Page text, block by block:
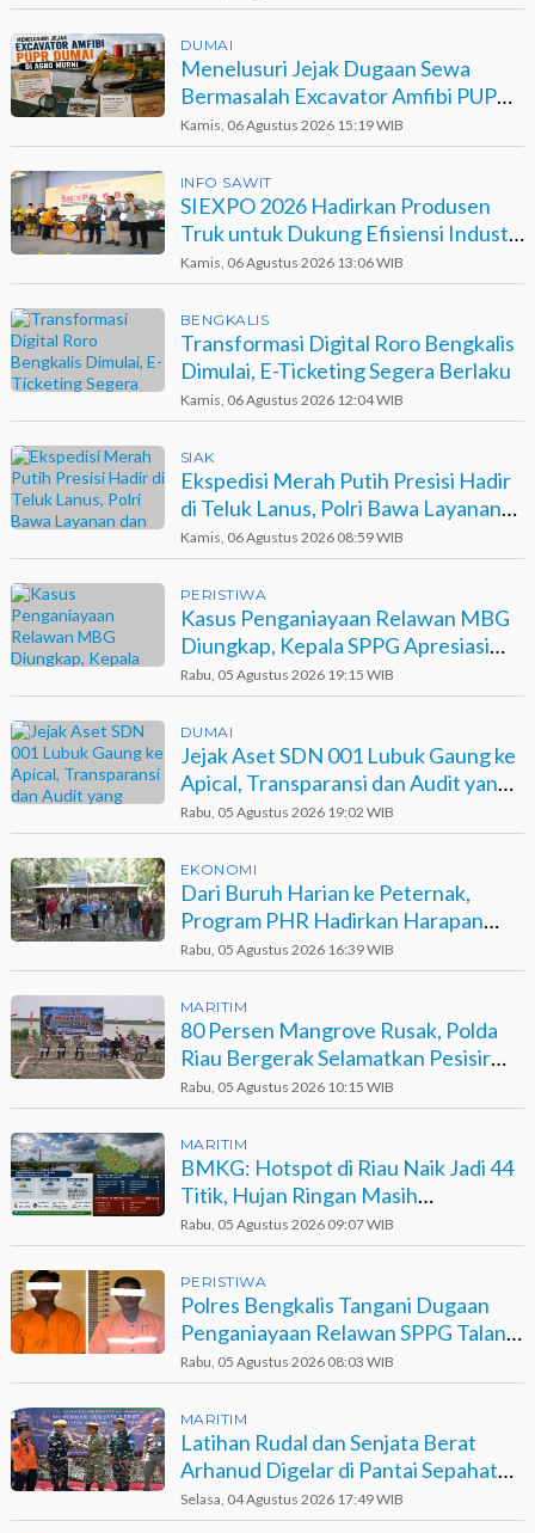
DUMAI
Menelusuri Jejak Dugaan Sewa
Bermasalah Excavator Amfibi PUPR
Dumai di Agro Murni
Kamis, 06 Agustus 2026 15:19 WIB
INFO SAWIT
SIEXPO 2026 Hadirkan Produsen
Truk untuk Dukung Efisiensi Industri
Sawit
Kamis, 06 Agustus 2026 13:06 WIB
BENGKALIS
Transformasi Digital Roro Bengkalis
Dimulai, E-Ticketing Segera Berlaku
Kamis, 06 Agustus 2026 12:04 WIB
SIAK
Ekspedisi Merah Putih Presisi Hadir
di Teluk Lanus, Polri Bawa Layanan
dan Harapan
Kamis, 06 Agustus 2026 08:59 WIB
PERISTIWA
Kasus Penganiayaan Relawan MBG
Diungkap, Kepala SPPG Apresiasi
Kinerja Polisi
Rabu, 05 Agustus 2026 19:15 WIB
DUMAI
Jejak Aset SDN 001 Lubuk Gaung ke
Apical, Transparansi dan Audit yang
Belum Terjawab
Rabu, 05 Agustus 2026 19:02 WIB
EKONOMI
Dari Buruh Harian ke Peternak,
Program PHR Hadirkan Harapan
Baru bagi Suku Sakai
Rabu, 05 Agustus 2026 16:39 WIB
MARITIM
80 Persen Mangrove Rusak, Polda
Riau Bergerak Selamatkan Pesisir
Sinaboi
Rabu, 05 Agustus 2026 10:15 WIB
MARITIM
BMKG: Hotspot di Riau Naik Jadi 44
Titik, Hujan Ringan Masih
Berpotensi Terjadi
Rabu, 05 Agustus 2026 09:07 WIB
PERISTIWA
Polres Bengkalis Tangani Dugaan
Penganiayaan Relawan SPPG Talang
Muandau
Rabu, 05 Agustus 2026 08:03 WIB
MARITIM
Latihan Rudal dan Senjata Berat
Arhanud Digelar di Pantai Sepahat
Bengkalis
Selasa, 04 Agustus 2026 17:49 WIB